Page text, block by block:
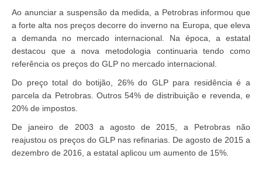
Ao anunciar a suspensão da medida, a Petrobras informou que
a forte alta nos preços decorre do inverno na Europa, que eleva
a demanda no mercado internacional. Na época, a estatal
destacou que a nova metodologia continuaria tendo como
referência os preços do GLP no mercado internacional.
Do preço total do botijão, 26% do GLP para residência é a
parcela da Petrobras. Outros 54% de distribuição e revenda, e
20% de impostos.
De janeiro de 2003 a agosto de 2015, a Petrobras não
reajustou os preços do GLP nas refinarias. De agosto de 2015 a
dezembro de 2016, a estatal aplicou um aumento de 15%.